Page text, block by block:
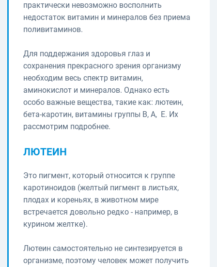
практически невозможно восполнить
недостаток витамин и минералов без приема
поливитаминов.
Для поддержания здоровья глаз и
сохранения прекрасного зрения организму
необходим весь спектр витамин,
аминокислот и минералов. Однако есть
особо важные вещества, такие как: лютеин,
бета-каротин, витамины группы В, А, Е. Их
рассмотрим подробнее.
ЛЮТЕИН
Это пигмент, который относится к группе
каротиноидов (желтый пигмент в листьях,
плодах и кореньях, в животном мире
встречается довольно редко - например, в
курином желтке).
Лютеин самостоятельно не синтезируется в
организме, поэтому человек может получить